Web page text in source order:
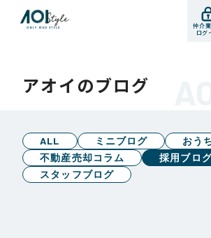
仲介
ログ
アオイのブログ
ALL ミニブログ
おう
不動産売却コラム
採用ブロ
スタッフブログ